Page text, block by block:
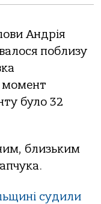
Андрія
поблизу
момент
було 32
близьким
судили